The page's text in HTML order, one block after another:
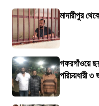
মাদারীপুর
গফরগাঁওয়ে ছয়
পরিচয়ধারী